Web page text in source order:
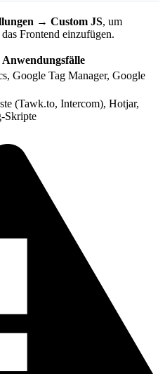
→ Custom JS, um
Frontend einzufügen.
Anwendungsfälle
Google Tag Manager, Google
(Tawk.to, Intercom), Hotjar,
Skripte